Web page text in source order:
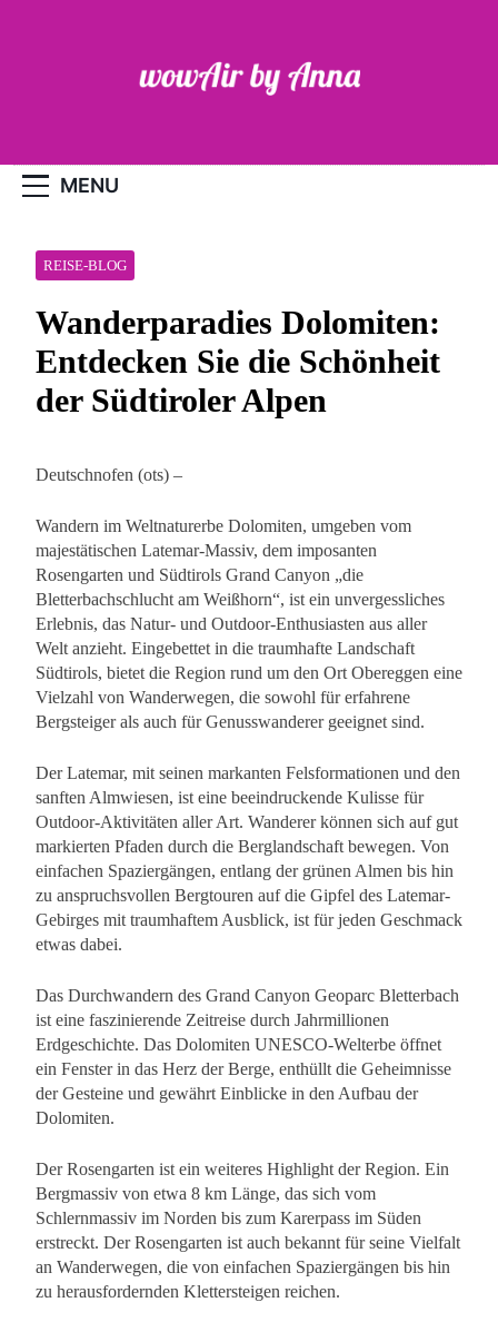
MENU
REISE-BLOG
Wanderparadies Dolomiten:
Entdecken Sie die Schönheit
der Südtiroler Alpen
Deutschnofen (ots) –
Wandern im Weltnaturerbe Dolomiten, umgeben vom
majestätischen Latemar-Massiv, dem imposanten
Rosengarten und Südtirols Grand Canyon „die
Bletterbachschlucht am Weißhorn“, ist ein unvergessliches
Erlebnis, das Natur- und Outdoor-Enthusiasten aus aller
Welt anzieht. Eingebettet in die traumhafte Landschaft
Südtirols, bietet die Region rund um den Ort Obereggen eine
Vielzahl von Wanderwegen, die sowohl für erfahrene
Bergsteiger als auch für Genusswanderer geeignet sind.
Der Latemar, mit seinen markanten Felsformationen und den
sanften Almwiesen, ist eine beeindruckende Kulisse für
Outdoor-Aktivitäten aller Art. Wanderer können sich auf gut
markierten Pfaden durch die Berglandschaft bewegen. Von
einfachen Spaziergängen, entlang der grünen Almen bis hin
zu anspruchsvollen Bergtouren auf die Gipfel des Latemar-
Gebirges mit traumhaftem Ausblick, ist für jeden Geschmack
etwas dabei.
Das Durchwandern des Grand Canyon Geoparc Bletterbach
ist eine faszinierende Zeitreise durch Jahrmillionen
Erdgeschichte. Das Dolomiten UNESCO-Welterbe öffnet
ein Fenster in das Herz der Berge, enthüllt die Geheimnisse
der Gesteine und gewährt Einblicke in den Aufbau der
Dolomiten.
Der Rosengarten ist ein weiteres Highlight der Region. Ein
Bergmassiv von etwa 8 km Länge, das sich vom
Schlernmassiv im Norden bis zum Karerpass im Süden
erstreckt. Der Rosengarten ist auch bekannt für seine Vielfalt
an Wanderwegen, die von einfachen Spaziergängen bis hin
zu herausfordernden Klettersteigen reichen.